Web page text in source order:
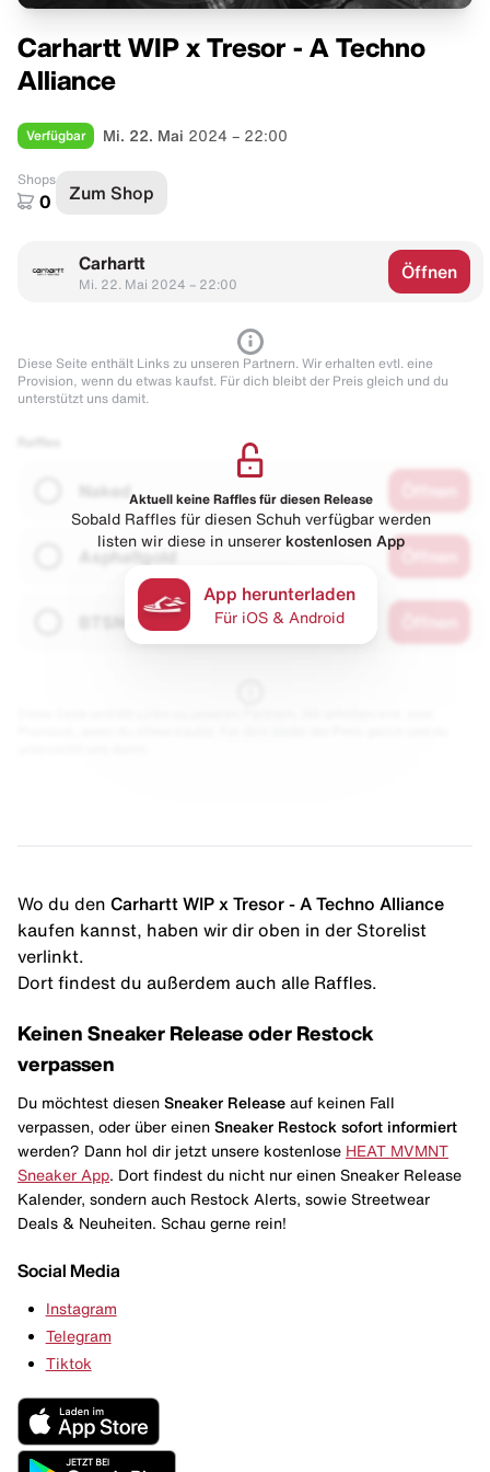
Carhartt WIP x Tresor - A Techno
Alliance
Verfügbar Mi. 22. Mai 2024 – 22:00
Shops
0 Zum Shop
Carhartt
Mi. 22. Mai 2024 – 22:00
Öffnen
Diese Seite enthält Links zu unseren Partnern. Wir erhalten evtl. eine
Provision, wenn du etwas kaufst. Für dich bleibt der Preis gleich und du
unterstützt uns damit.
Naked
Asphaltgold
Aktuell keine Raffles für diesen Release
Sobald Raffles für diesen Schuh verfügbar werden
listen wir diese in unserer kostenlosen App
App herunterladen
Für iOS & Android
Wo du den Carhartt WIP x Tresor - A Techno Alliance
kaufen kannst, haben wir dir oben in der Storelist
verlinkt.
Dort findest du außerdem auch alle Raffles.
Keinen Sneaker Release oder Restock
verpassen
Du möchtest diesen Sneaker Release auf keinen Fall
verpassen, oder über einen Sneaker Restock sofort informiert
werden? Dann hol dir jetzt unsere kostenlose HEAT MVMNT
Sneaker App . Dort findest du nicht nur einen Sneaker Release
Kalender, sondern auch Restock Alerts, sowie Streetwear
Deals & Neuheiten. Schau gerne rein!
Social Media
Instagram
Telegram
Tiktok